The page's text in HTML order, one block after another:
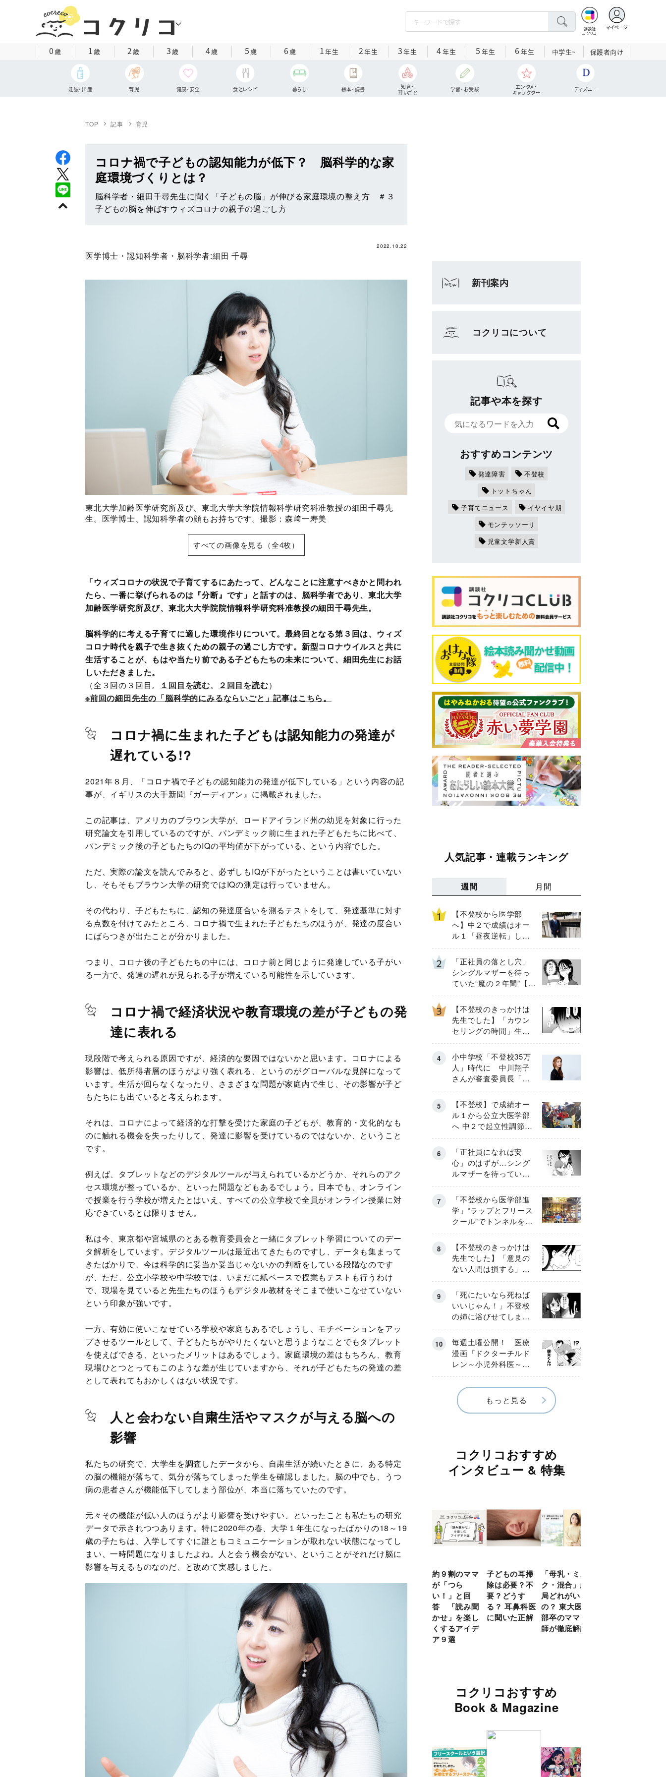
講談社
コクリコ
マイページ
0歳 1歳 2歳 3歳 4歳 5歳 6歳 1年生 2年生 3年生 4年生 5 年生 6 年生 中学生~ 保護者向け
妊娠・出産 育児 健康・安全 食とレシピ 暮らし 絵本・読書
知育・
習いごと
学習・お受験
エンタメ・
キャラクター
ディズニー
TOP 記事 育児
コロナ禍で子どもの認知能力が低下？ 脳科学的な家
庭環境づくりとは？
脳科学者・細田千尋先生に聞く「子どもの脳」が伸びる家庭環境の整え方 ＃３
子どもの脳を伸ばすウィズコロナの親子の過ごし方
2022.10.22
医学博士・認知科学者・脳科学者:細田 千尋
東北大学加齢医学研究所及び、東北大学大学院情報科学研究科准教授の細田千尋先
生。医学博士、認知科学者の顔もお持ちです。撮影：森﨑一寿美
すべての画像を見る（全4枚）
「ウィズコロナの状況で子育てするにあたって、どんなことに注意すべきかと問われ
たら、一番に挙げられるのは『分断』です」と話すのは、脳科学者であり、東北大学
加齢医学研究所及び、東北大大学院院情報科学研究科准教授の細田千尋先生。
脳科学的に考える子育てに適した環境作りについて。最終回となる第３回は、ウィズ
コロナ時代を親子で生き抜くための親子の過ごし方です。新型コロナウイルスと共に
生活することが、もはや当たり前である子どもたちの未来について、細田先生にお話
しいただきました。
（全３回の３回目。
１回目を読む。 ２回目を読む）
※前回の細田先生の「脳科学的にみるならいごと」記事はこちら。
コロナ禍に生まれた子どもは認知能力の発達が
遅れている!?
2021年８月、「コロナ禍で子どもの認知能力の発達が低下している」という内容の記
事が、イギリスの大手新聞『ガーディアン』に掲載されました。
この記事は、アメリカのブラウン大学が、ロードアイランド州の幼児を対象に行った
研究論文を引用しているのですが、パンデミック前に生まれた子どもたちに比べて、
パンデミック後の子どもたちのIQの平均値が下がっている、という内容でした。
ただ、実際の論文を読んでみると、必ずしもIQが下がったということは書いていない
し、そもそもブラウン大学の研究ではIQの測定は行っていません。
その代わり、子どもたちに、認知の発達度合いを測るテストをして、発達基準に対す
る点数を付けてみたところ、コロナ禍で生まれた子どもたちのほうが、発達の度合い
にばらつきが出たことが分かりました。
つまり、コロナ後の子どもたちの中には、コロナ前と同じように発達している子がい
る一方で、発達の遅れが見られる子が増えている可能性を示しています。
コロナ禍で経済状況や教育環境の差が子どもの発
達に表れる
現段階で考えられる原因ですが、経済的な要因ではないかと思います。コロナによる
影響は、低所得者層のほうがより強く表れる、というのがグローバルな見解になって
います。生活が回らなくなったり、さまざまな問題が家庭内で生じ、その影響が子ど
もたちにも出ていると考えられます。
それは、コロナによって経済的な打撃を受けた家庭の子どもが、教育的・文化的なも
のに触れる機会を失ったりして、発達に影響を受けているのではないか、ということ
です。
例えば、タブレットなどのデジタルツールが与えられているかどうか、それらのアク
セス環境が整っているか、といった問題などもあるでしょう。日本でも、オンライン
で授業を行う学校が増えたとはいえ、すべての公立学校で全員がオンライン授業に対
応できているとは限りません。
私は今、東京都や宮城県のとある教育委員会と一緒にタブレット学習についてのデー
タ解析をしています。デジタルツールは最近出てきたものですし、データも集まって
きたばかりで、今は科学的に妥当か妥当じゃないかの判断をしている段階なのです
が、ただ、公立小学校や中学校では、いまだに紙ベースで授業もテストも行うわけ
で、現場を見ていると先生たちのほうもデジタル教材をそこまで使いこなせていない
という印象が強いです。
一方、有効に使いこなせている学校や家庭もあるでしょうし、モチベーションをアッ
プさせるツールとして、子どもたちがやりたくないと思うようなことでもタブレット
を使えばできる、といったメリットはあるでしょう。家庭環境の差はもちろん、教育
現場ひとつとってもこのような差が生じていますから、それが子どもたちの発達の差
として表れてもおかしくはない状況です。
人と会わない自粛生活やマスクが与える脳への
影響
私たちの研究で、大学生を調査したデータから、自粛生活が続いたときに、ある特定
の脳の機能が落ちて、気分が落ちてしまった学生を確認しました。脳の中でも、うつ
病の患者さんが機能低下してしまう部位が、本当に落ちていたのです。
元々その機能が低い人のほうがより影響を受けやすい、といったことも私たちの研究
データで示されつつあります。特に2020年の春、大学１年生になったばかりの18～19
歳の子たちは、入学してすぐに誰ともコミュニケーションが取れない状態になってし
まい、一時問題になりましたよね。人と会う機会がない、ということがそれだけ脳に
影響を与えるものなのだ、と改めて実感しました。
新刊案内
コクリコについて
記事や本を探す
おすすめコンテンツ
発達障害
不登校
トットちゃん
子育てニュース
イヤイヤ期
モンテッソーリ
児童文学新人賞
人気記事・連載ランキング
週間 月間
【不登校から医学部
へ】中２で成績はオー
ル１「昼夜逆転」した
わが子を”夜遊び”に連れ
出した母の気づき
「正社員の落とし穴」
シングルマザーを待っ
ていた“魔の２年間”【後
編】
【不登校のきっかけは
先生でした】「カウン
セリングの時間」生徒
の情報をバラしたの
は…《第２話》
小中学校「不登校35万
人」時代に 中川翔子
さんが審査委員長「不
登校生動画甲子園
2026」が開催
【不登校】で成績オー
ル１から公立大医学部
へ 中２で起立性調節障
害「治るまで３年」の
診断 そのとき母は
「正社員になれば安
心」のはずが…シング
ルマザーを待ってい
た“魔の２年間”【前編】
「不登校から医学部進
学」“ラップとフリース
クール”でトンネルを脱
して高校受験へ〔元野
球少年の実話〕
【不登校のきっかけは
先生でした】「意見の
ない人間は損する」担
任の一言が苦しみに…
《第１話》
「死にたいなら死ねば
いいじゃん！」不登校
の姉に浴びせてしまっ
た言葉【番外編・後
編】
毎週土曜公開！ 医療
漫画『ドクターチルド
レン～小児外科医～』
【Episode.４】
もっと見る
コクリコおすすめ
インタビュー & 特集
約９割のママ
が「つら
い！」と回
答 「読み聞
かせ」を楽し
くするアイデ
ア９選
子どもの耳掃
除は必要？不
要？どうす
る？ 耳鼻科医
に聞いた正解
「母乳・ミル
ク・混合」結
局どれがいい
の？ 東大医学
部卒のママ医
師が徹底解説
コクリコおすすめ
Book & Magazine